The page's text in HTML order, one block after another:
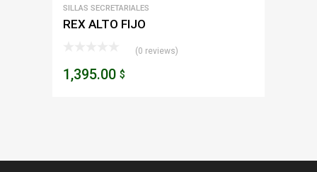
SILLAS SECRETARIALES
REX ALTO FIJO
(0 reviews)
1,395.00 $